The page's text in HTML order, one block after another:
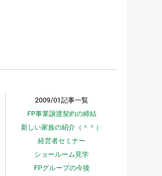
2009/01記事一覧
FP事業譲渡契約の締結
新しい家族の紹介（＾＾）
経営者セミナー
ショールーム見学
FPグループの今後